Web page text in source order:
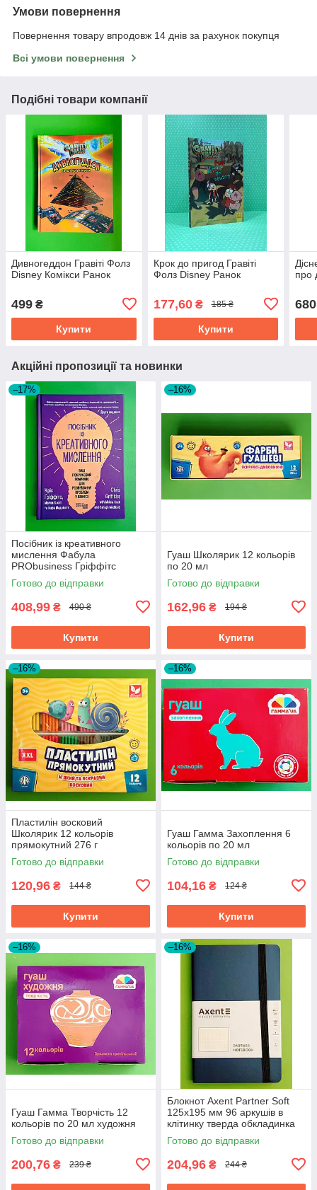
Умови повернення
Повернення товару впродовж 14 днів за рахунок покупця
Всі умови повернення
Подібні товари компанії
Дивногеддон Гравіті Фолз
Disney Комікси Ранок
499 ₴
Купити
Крок до пригод Гравіті
Фолз Disney Ранок
177,60₴ 185 ₴
Купити
про
680
Акційні пропозиції та новинки
–17%
Посібник із креативного
мислення Фабула
PRObusiness Гріффітс
фіолетова
Готово до відправки
408,99 ₴ 490 ₴
Купити
–16%
Гуаш Школярик 12 кольорів
по 20 мл
Готово до відправки
162,96 ₴ 194 ₴
Купити
–16%
Пластилін восковий
Школярик 12 кольорів
прямокутний 276 г
Готово до відправки
120,96 ₴ 144 ₴
Купити
–16%
Гуаш Гамма Захоплення 6
кольорів по 20 мл
Готово до відправки
104,16 ₴ 124 ₴
Купити
–16%
Гуаш Гамма Творчість 12
кольорів по 20 мл художня
Готово до відправки
200,76 ₴ 239 ₴
–16%
Блокнот Axent Partner Soft
125х195 мм 96 аркушів в
клітинку тверда обкладинка
синій
Готово до відправки
204,96 ₴ 244 ₴